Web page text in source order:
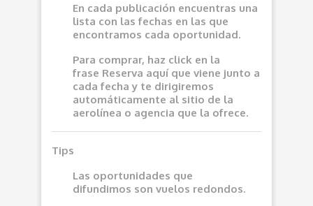
En cada publicación encuentras una
lista con las fechas en las que
encontramos cada oportunidad.
Para comprar, haz click en la
frase Reserva aquí que viene junto a
cada fecha y te dirigiremos
automáticamente al sitio de la
aerolínea o agencia que la ofrece.
Tips
Las oportunidades que
difundimos son vuelos redondos.